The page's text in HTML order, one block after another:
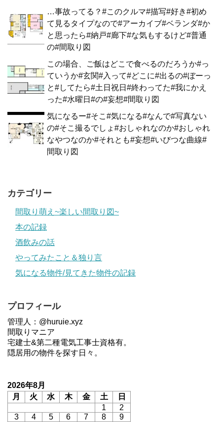
…事故ってる？#このクルマ#描写#好き#初め
て見るタイプなので#アーカイブ#ベランダ#か
と思ったら#納戸#廊下#な気もするけど#普通
の#間取り図
この場合、ご飯はどこで食べるのだろうか#っ
ていうか#玄関#入って#どこに#出るの#ぼーっ
と#してたら#土日祝日#終わってた#我にかえ
った#水曜日#の#妄想#間取り図
気になるー#そこ#気になる#なんで#写真ない
の#そこ撮るでしょ#おしゃれなのか#おしゃれ
なやつなのか#それとも#妄想#いびつな曲線#
間取り図
カテゴリー
間取り萌え~楽しい間取り図~
本の記録
酒飲みの話
やってみたこと＆独り言
気になる物件/見てきた物件の記録
プロフィール
管理人：@huruie.xyz
間取りマニア
宅建士&第二種電気工事士資格有。
隠居用の物件を探す日々。
2026年8月
月
火 水 木 金 土
日
1
2
3
4 5 6 7 8 9